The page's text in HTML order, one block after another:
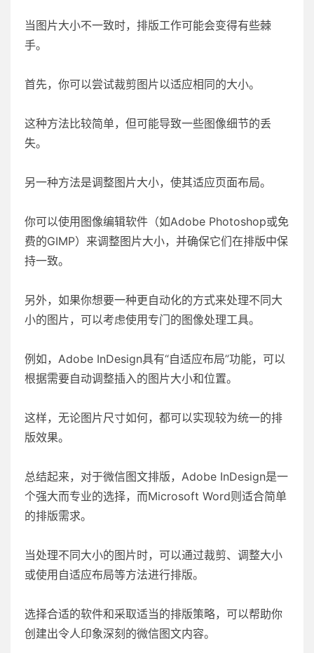
当图片大小不一致时，排版工作可能会变得有些棘
手。
首先，你可以尝试裁剪图片以适应相同的大小。
这种方法比较简单，但可能导致一些图像细节的丢
失。
另一种方法是调整图片大小，使其适应页面布局。
你可以使用图像编辑软件（如Adobe Photoshop或免
费的GIMP）来调整图片大小，并确保它们在排版中保
持一致。
另外，如果你想要一种更自动化的方式来处理不同大
小的图片，可以考虑使用专门的图像处理工具。
例如，Adobe InDesign具有“自适应布局”功能，可以
根据需要自动调整插入的图片大小和位置。
这样，无论图片尺寸如何，都可以实现较为统一的排
版效果。
总结起来，对于微信图文排版，Adobe InDesign是一
个强大而专业的选择，而Microsoft Word则适合简单
的排版需求。
当处理不同大小的图片时，可以通过裁剪、调整大小
或使用自适应布局等方法进行排版。
选择合适的软件和采取适当的排版策略，可以帮助你
创建出令人印象深刻的微信图文内容。